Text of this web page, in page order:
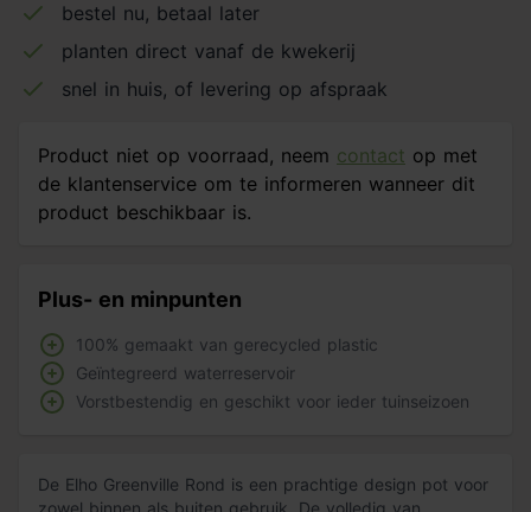
bestel nu, betaal later
planten direct vanaf de kwekerij
snel in huis, of levering op afspraak
Product niet op voorraad, neem contact op met
de klantenservice om te informeren wanneer dit
product beschikbaar is.
Plus- en minpunten
100% gemaakt van gerecycled plastic
Geïntegreerd waterreservoir
Vorstbestendig en geschikt voor ieder tuinseizoen
De Elho Greenville Rond is een prachtige design pot voor
zowel binnen als buiten gebruik. De volledig van